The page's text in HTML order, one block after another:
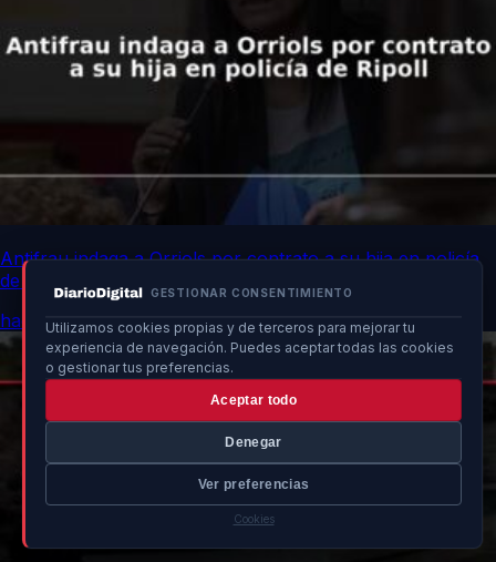
GESTIONAR CONSENTIMIENTO
Utilizamos cookies propias y de terceros para mejorar tu
experiencia de navegación. Puedes aceptar todas las cookies
o gestionar tus preferencias.
Aceptar todo
Denegar
Ver preferencias
Cookies
Antifrau indaga a Orriols por contrato a su hija en policía
de Ripoll
hace 16h